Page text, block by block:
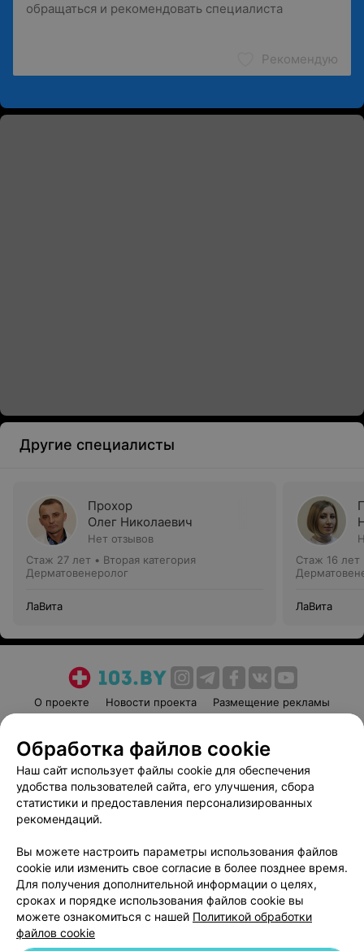
Рекомендую
Другие специалисты
Прохор
Олег Николаевич
Нет отзывов
Стаж 27 лет • Вторая категория
Дерматовенеролог
ЛаВита
Стаж 16 лет
ЛаВита
О проекте Новости проекта
Размещение рекламы
Пользовательское соглашение
Способы оплаты
Вакансии
Партнеры
Написать руководителю 103.by
Обработка персональных данных
Обработка файлов cookie
Наш сайт использует файлы cookie для обеспечения
удобства пользователей сайта, его улучшения, сбора
статистики и предоставления персонализированных
рекомендаций.
Вы можете настроить параметры использования файлов
cookie или изменить свое согласие в более позднее время.
Для получения дополнительной информации о целях,
сроках и порядке использования файлов cookie вы
можете ознакомиться с нашей Политикой обработки
файлов cookie